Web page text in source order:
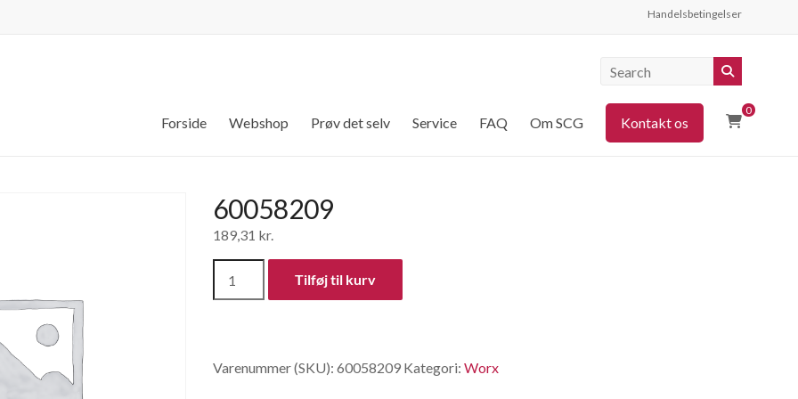
Handelsbetingelser
0
Forside Webshop Prøv det selv Service FAQ Om SCG Kontakt os
60058209
189,31 kr.
Tilføj til kurv
Varenummer (SKU): 60058209 Kategori: Worx